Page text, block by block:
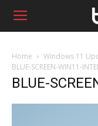
Home
Windows 11
BLUE-SCREEN-WIN11-
BLUE-